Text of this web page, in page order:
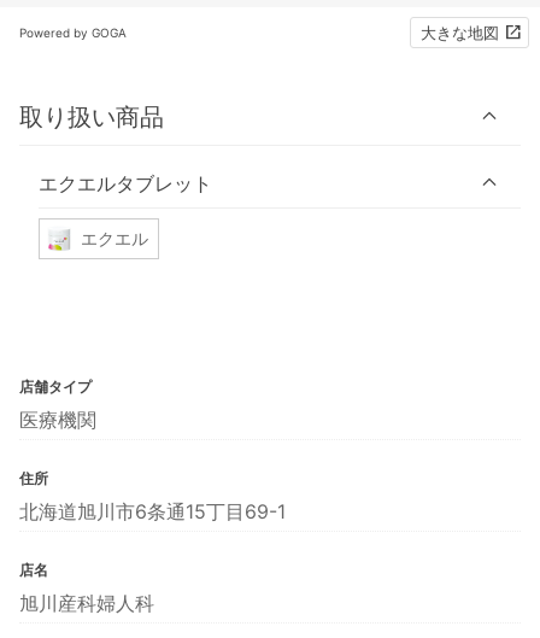
Powered by GOGA 大きな地図
取り扱い商品
エクエルタブレット
エクエル
店舗タイプ
医療機関
住所
北海道旭川市6条通15丁目69-1
店名
旭川産科婦人科